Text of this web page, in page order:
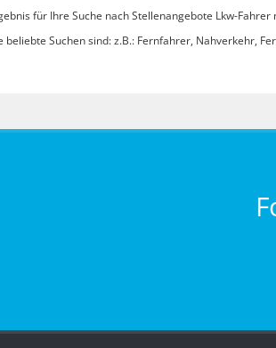
für Ihre Suche nach Stellenangebote Lkw-
beliebte Suchen sind: z.B.: Fernfahrer, Nahverkehr,